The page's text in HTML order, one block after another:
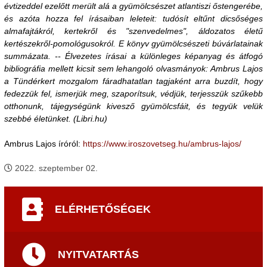
évtizeddel ezelőtt merült alá a gyümölcsészet atlantiszi őstengerébe,
és azóta hozza fel írásaiban leleteit: tudósít eltűnt dicsőséges
almafajtákról, kertekről és "szenvedelmes", áldozatos életű
kertészekről-pomológusokról. E könyv gyümölcsészeti búvárlatainak
summázata. -- Élvezetes írásai a különleges képanyag és átfogó
bibliográfia mellett kicsit sem lehangoló olvasmányok: Ambrus Lajos
a Tündérkert mozgalom fáradhatatlan tagjaként arra buzdít, hogy
fedezzük fel, ismerjük meg, szaporítsuk, védjük, terjesszük szűkebb
otthonunk, tájegységünk kivesző gyümölcsfáit, és tegyük velük
szebbé életünket. (Libri.hu)
Ambrus Lajos íróról: https://www.iroszovetseg.hu/ambrus-lajos/
2022. szeptember 02.
ELÉRHETŐSÉGEK
NYITVATARTÁS